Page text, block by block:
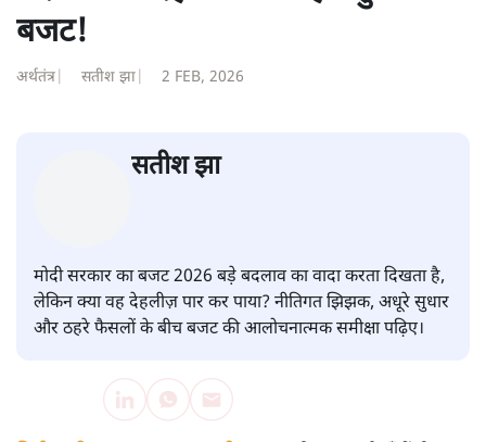
अपूर्वानंद
बजट!
अर्थतंत्र| सतीश झा | 2 FEB, 2026